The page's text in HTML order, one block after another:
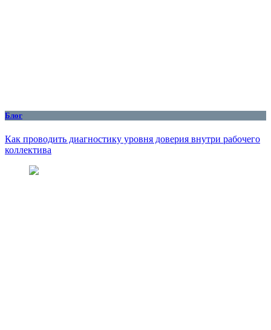
Блог
Как проводить диагностику уровня доверия внутри рабочего
коллектива